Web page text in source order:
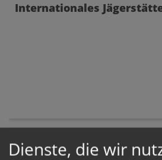
Internationales
Dienste, die wir